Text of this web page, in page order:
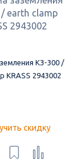
КЗ-300 /
KRASS 2943002
скидку